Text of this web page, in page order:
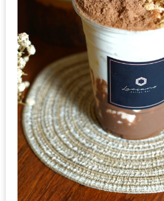
2557
กิจกรรม
รางวัล
กับ
สมาชิก
ENEWS
น้า
อ้วน
ชวน
หิว